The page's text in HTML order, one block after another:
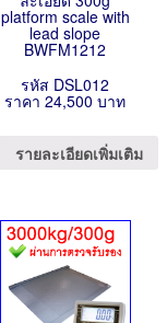
platform scale with
lead slope
BWFM1212
รหัส DSL012
ราคา 24,500 บาท
รายละเอียดเพิ่มเติม